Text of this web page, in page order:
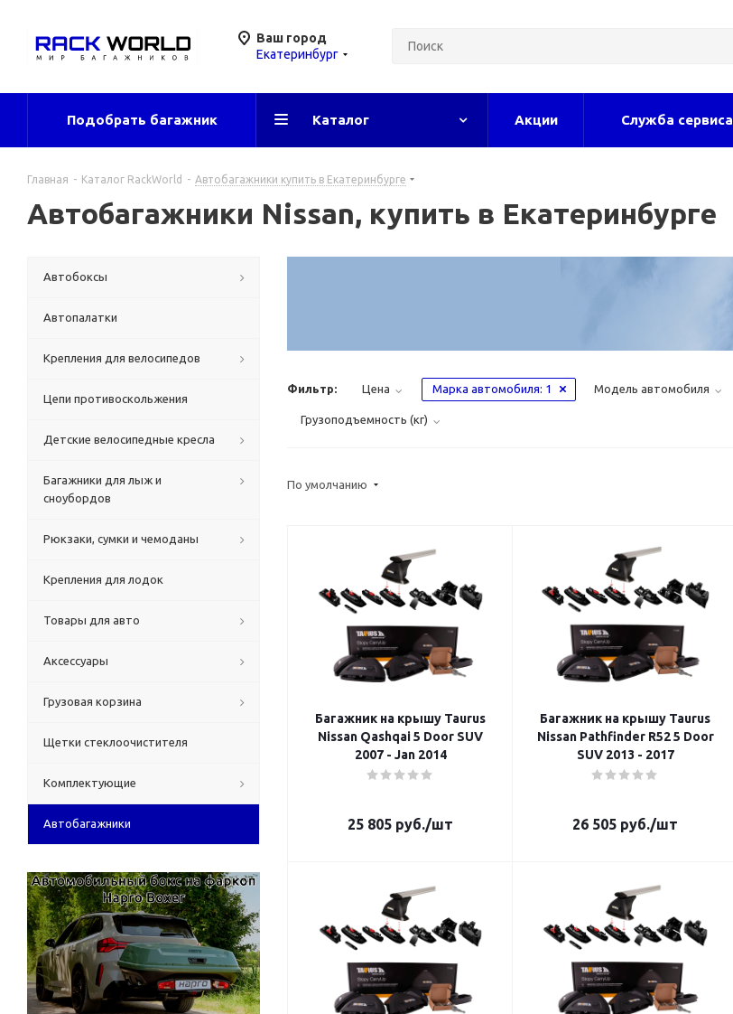
Ваш город
Екатеринбург
Подобрать багажник Каталог Акции Служба сервиса
Главная - Каталог RackWorld - Автобагажники купить в Екатеринбурге
Автобагажники Nissan, купить в Екатеринбурге
Фильтр: Цена Марка автомобиля: 1 Модель автомобиля
Грузоподъемность (кг)
По умолчанию
Багажник на крышу Taurus
Nissan Qashqai 5 Door SUV
2007 - Jan 2014
25 805 руб./шт
Багажник на крышу Taurus
Nissan Pathfinder R52 5 Door
SUV 2013 - 2017
26 505 руб./шт
Автобоксы
Автопалатки
Крепления для велосипедов
Цепи противоскольжения
Детские велосипедные кресла
Багажники для лыж и
сноубордов
Рюкзаки, сумки и чемоданы
Крепления для лодок
Товары для авто
Аксессуары
Грузовая корзина
Щетки стеклоочистителя
Комплектующие
Автобагажники